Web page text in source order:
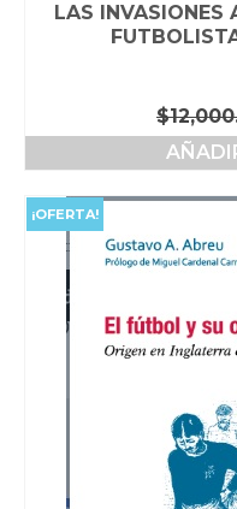
LAS INVASIONES
$
¡OFERTA!